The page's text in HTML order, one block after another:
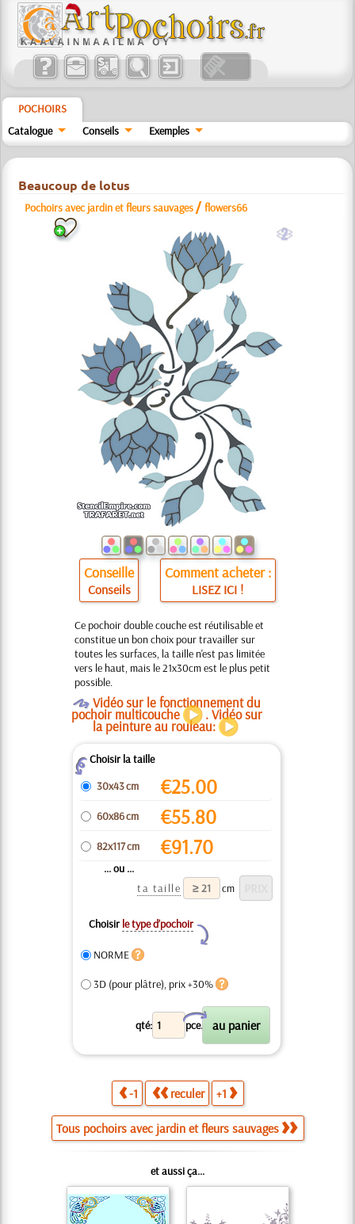
POCHOIRS
Catalogue
Conseils Exemples
Beaucoup de lotus
Pochoirs avec jardin et fleurs sauvages /flowers66
b
Conseille
Conseils
Comment acheter :
LISEZ ICI !
Ce pochoir double couche est réutilisable et
constitue un bon choix pour travailler sur
toutes les surfaces, la taille n'est pas limitée
vers le haut, mais le 21x30cm est le plus petit
possible.
O Vidéo sur le fonctionnement du
pochoir multicouche . Vidéo sur
la peinture au rouleau:
ZChoisir la taille
30x43 cm
€25.00
60x86 cm €55.80
82x117 cm €91.70
... ou ...
ta taille
cm
Choisir le type d’pochoir
Y
NORME
3D (pour plâtre), prix +30%
qté: pce.
X
-1 reculer +1
Tous pochoirs avec jardin et fleurs sauvages
et aussi ça...